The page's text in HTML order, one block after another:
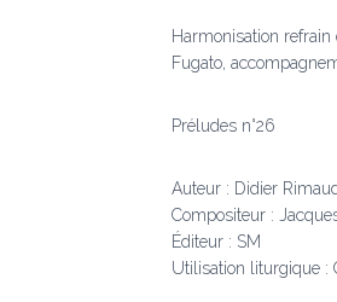
Harmonisation
Fugato,
Préludes n°26
Auteur : Didier
Compositeur :
Éditeur : SM
Utilisation liturgique :